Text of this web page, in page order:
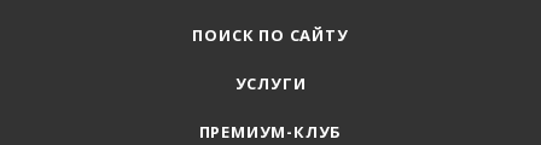
ПОИСК ПО САЙТУ
УСЛУГИ
ПРЕМИУМ-КЛУБ